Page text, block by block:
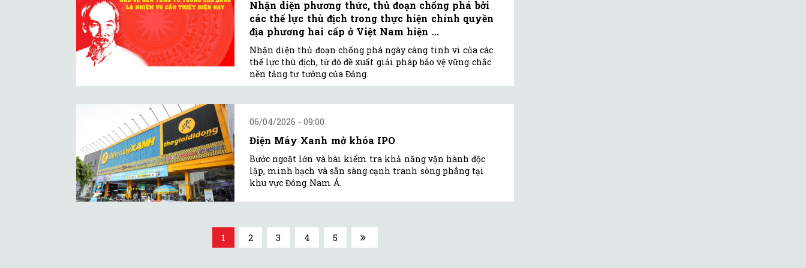
Nhận diện phương thức, thủ đoạn chống phá bởi
các thế lực thù địch trong thực hiện chính quyền
địa phương hai cấp ở Việt Nam hiện ...
Nhận diện thủ đoạn chống phá ngày càng tinh vi của các
thế lực thù địch, từ đó đề xuất giải pháp bảo vệ vững chắc
nền tảng tư tưởng của Đảng.
06/04/2026 - 09:00
Điện Máy Xanh mở khóa IPO
Bước ngoặt lớn và bài kiểm tra khả năng vận hành độc
lập, minh bạch và sẵn sàng cạnh tranh sòng phẳng tại
khu vực Đông Nam Á.
1 2 3 4 5